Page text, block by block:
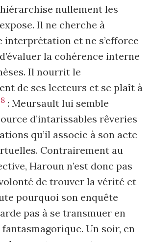
nullement les
Il ne cherche à
interprétation et ne s’efforce
la cohérence interne
Il nourrit le
de ses lecteurs et se plaît à
: Meursault lui semble
d’intarissables rêveries
qu’il associe à son acte
Contrairement au
Haroun n’est donc pas
de trouver la vérité et
pourquoi son enquête
pas à se transmuer en
Un soir, en